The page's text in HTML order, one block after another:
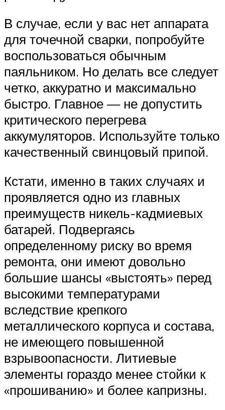
В случае, если у вас нет аппарата
для точечной сварки, попробуйте
воспользоваться обычным
паяльником. Но делать все следует
четко, аккуратно и максимально
быстро. Главное — не допустить
критического перегрева
аккумуляторов. Используйте только
качественный свинцовый припой.
Кстати, именно в таких случаях и
проявляется одно из главных
преимуществ никель-кадмиевых
батарей. Подвергаясь
определенному риску во время
ремонта, они имеют довольно
большие шансы «выстоять» перед
высокими температурами
вследствие крепкого
металлического корпуса и состава,
не имеющего повышенной
взрывоопасности. Литиевые
элементы гораздо менее стойки к
«прошиванию» и более капризны.